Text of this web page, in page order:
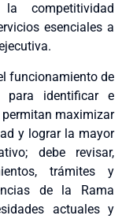
competitividad
esenciales a
funcionamiento de
para identificar e
maximizar
y lograr la mayor
debe revisar,
trámites y
de la Rama
actuales y